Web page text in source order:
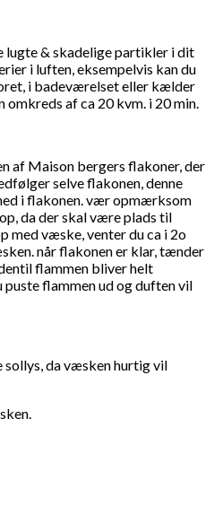
lugte & skadelige partikler i dit
i luften, eksempelvis kan du
i badeværelset eller kælder
af ca 20 kvm. i 20 min.
af Maison bergers flakoner, der
selve flakonen, denne
i flakonen. vær opmærksom
da der skal være plads til
med væske, venter du ca i 2o
når flakonen er klar, tænder
flammen bliver helt
flammen ud og duften vil
sollys, da væsken hurtig vil